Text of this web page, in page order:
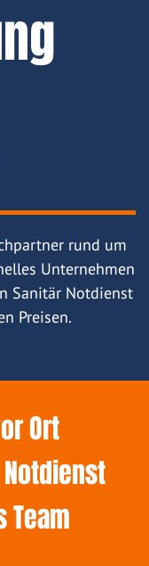
rund um
Unternehmen
Sanitär Notdienst
Preisen.
Ort